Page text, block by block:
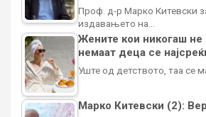
Проф. д-р Марко Китевски
издавањето на…
Жените кои никогаш не
немаат деца се
Уште од детството, таа се
Марко Китевски (2):